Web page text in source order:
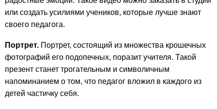
или создать усилиями учеников, которые лучше знают
своего педагога.
Портрет. Портрет, состоящий из множества крошечных
фотографий его подопечных, поразит учителя. Такой
презент станет трогательным и символичным
напоминанием о том, что педагог вложил в каждого из
детей частичку себя.